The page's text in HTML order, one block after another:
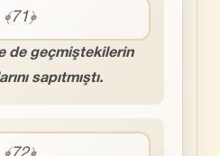
﴾71﴿
de geçmiştekilerin
sapıtmıştı.